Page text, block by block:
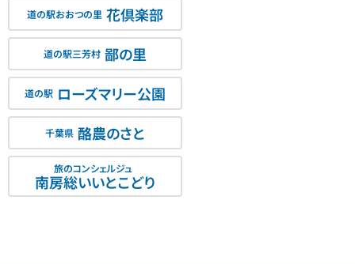
道の駅おおつの里 花倶楽部
道の駅三芳村 鄙の里
道の駅 ローズマリー公園
千葉県 酪農のさと
旅のコンシェルジュ
南房総いいとこどり